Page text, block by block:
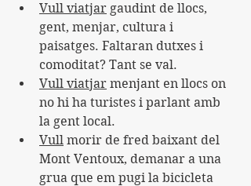
Vull viatjar gaudint de llocs,
gent, menjar, cultura i
paisatges. Faltaran dutxes i
comoditat? Tant se val.
Vull viatjar menjant en llocs on
no hi ha turistes i parlant amb
la gent local.
Vull morir de fred baixant del
Mont Ventoux, demanar a una
grua que em pugi la bicicleta